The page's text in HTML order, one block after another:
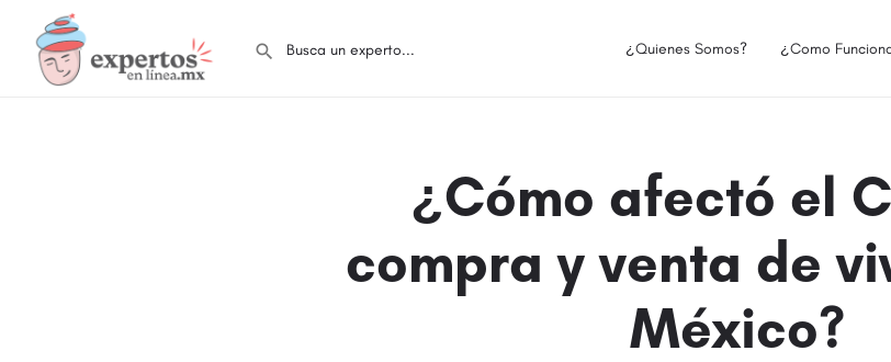
¿Quienes Somos? ¿Como
¿Cómo afectó el
compra y venta de
México?